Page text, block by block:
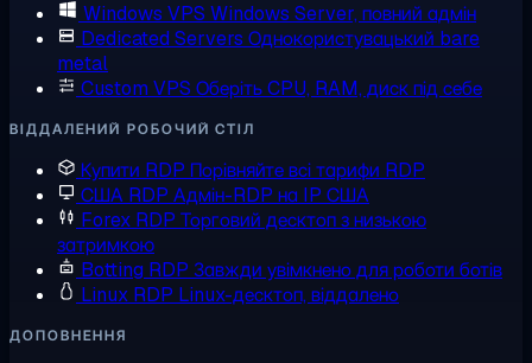
Windows VPS Windows Server, повний адмін
Dedicated Servers Однокористувацький bare
metal
Custom VPS Оберіть CPU, RAM, диск під себе
ВІДДАЛЕНИЙ РОБОЧИЙ СТІЛ
Купити RDP Порівняйте всі тарифи RDP
США RDP Адмін-RDP на IP США
Forex RDP Торговий десктоп з низькою
затримкою
Botting RDP Завжди увімкнено для роботи ботів
Linux RDP Linux-десктоп, віддалено
ДОПОВНЕННЯ